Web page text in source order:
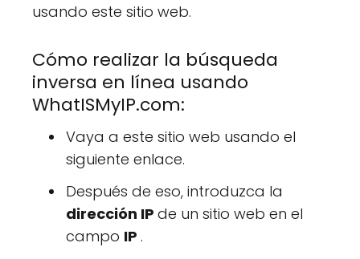
usando este sitio web.
Cómo realizar la búsqueda
inversa en línea usando
WhatISMyIP.com:
Vaya a este sitio web usando el
siguiente enlace.
Después de eso, introduzca la
dirección IP de un sitio web en el
campo IP .